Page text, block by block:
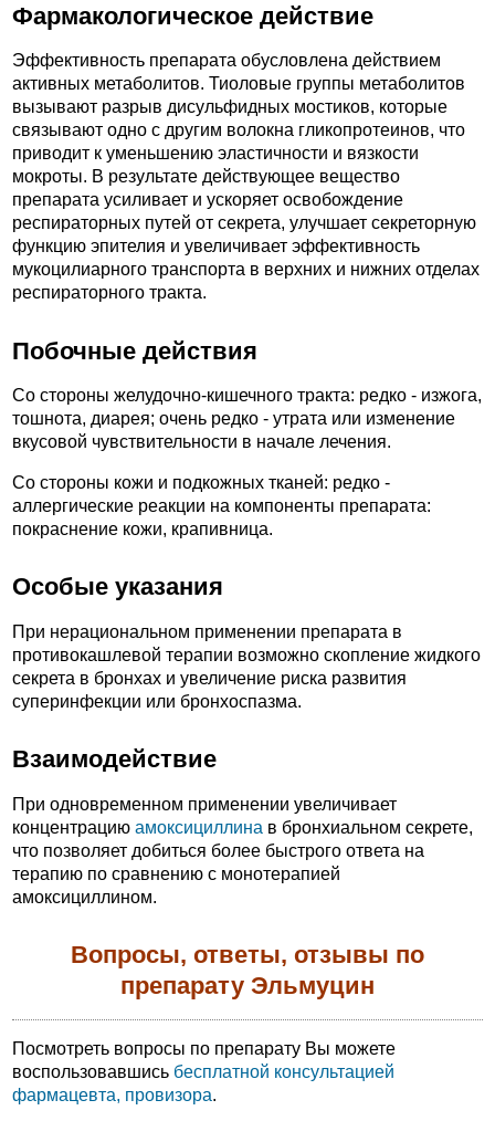
Фармакологическое действие
Эффективность препарата обусловлена действием
активных метаболитов. Тиоловые группы метаболитов
вызывают разрыв дисульфидных мостиков, которые
связывают одно с другим волокна гликопротеинов, что
приводит к уменьшению эластичности и вязкости
мокроты. В результате действующее вещество
препарата усиливает и ускоряет освобождение
респираторных путей от секрета, улучшает секреторную
функцию эпителия и увеличивает эффективность
мукоцилиарного транспорта в верхних и нижних отделах
респираторного тракта.
Побочные действия
Со стороны желудочно-кишечного тракта: редко - изжога,
тошнота, диарея; очень редко - утрата или изменение
вкусовой чувствительности в начале лечения.
Со стороны кожи и подкожных тканей: редко -
аллергические реакции на компоненты препарата:
покраснение кожи, крапивница.
Особые указания
При нерациональном применении препарата в
противокашлевой терапии возможно скопление жидкого
секрета в бронхах и увеличение риска развития
суперинфекции или бронхоспазма.
Взаимодействие
При одновременном применении увеличивает
концентрацию амоксициллина в бронхиальном секрете,
что позволяет добиться более быстрого ответа на
терапию по сравнению с монотерапией
амоксициллином.
Вопросы, ответы, отзывы по
препарату Эльмуцин
Посмотреть вопросы по препарату Вы можете
воспользовавшись бесплатной консультацией
фармацевта, провизора.